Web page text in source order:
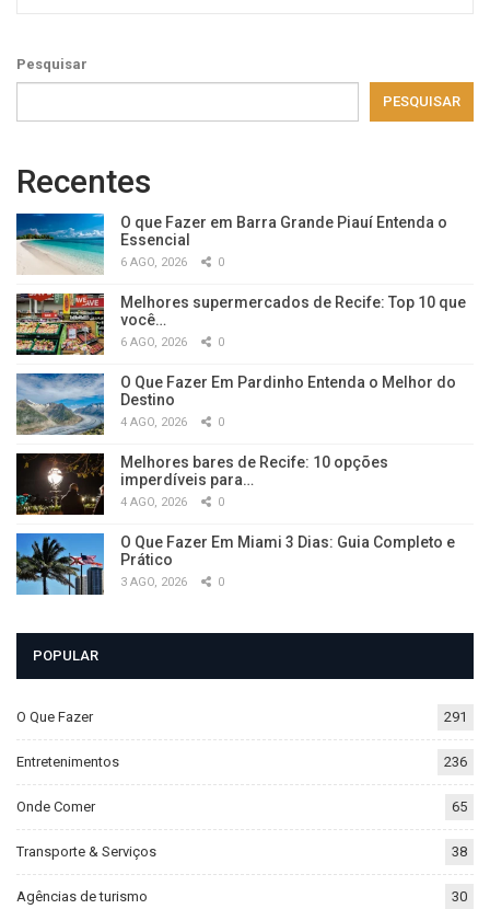
Pesquisar
PESQUISAR
Recentes
O que Fazer em Barra Grande Piauí Entenda o
Essencial
6 AGO, 2026 0
Melhores supermercados de Recife: Top 10 que
você…
6 AGO, 2026 0
O Que Fazer Em Pardinho Entenda o Melhor do
Destino
4 AGO, 2026 0
Melhores bares de Recife: 10 opções
imperdíveis para…
4 AGO, 2026 0
O Que Fazer Em Miami 3 Dias: Guia Completo e
Prático
3 AGO, 2026 0
POPULAR
O Que Fazer 291
Entretenimentos 236
Onde Comer 65
Transporte & Serviços 38
Agências de turismo 30